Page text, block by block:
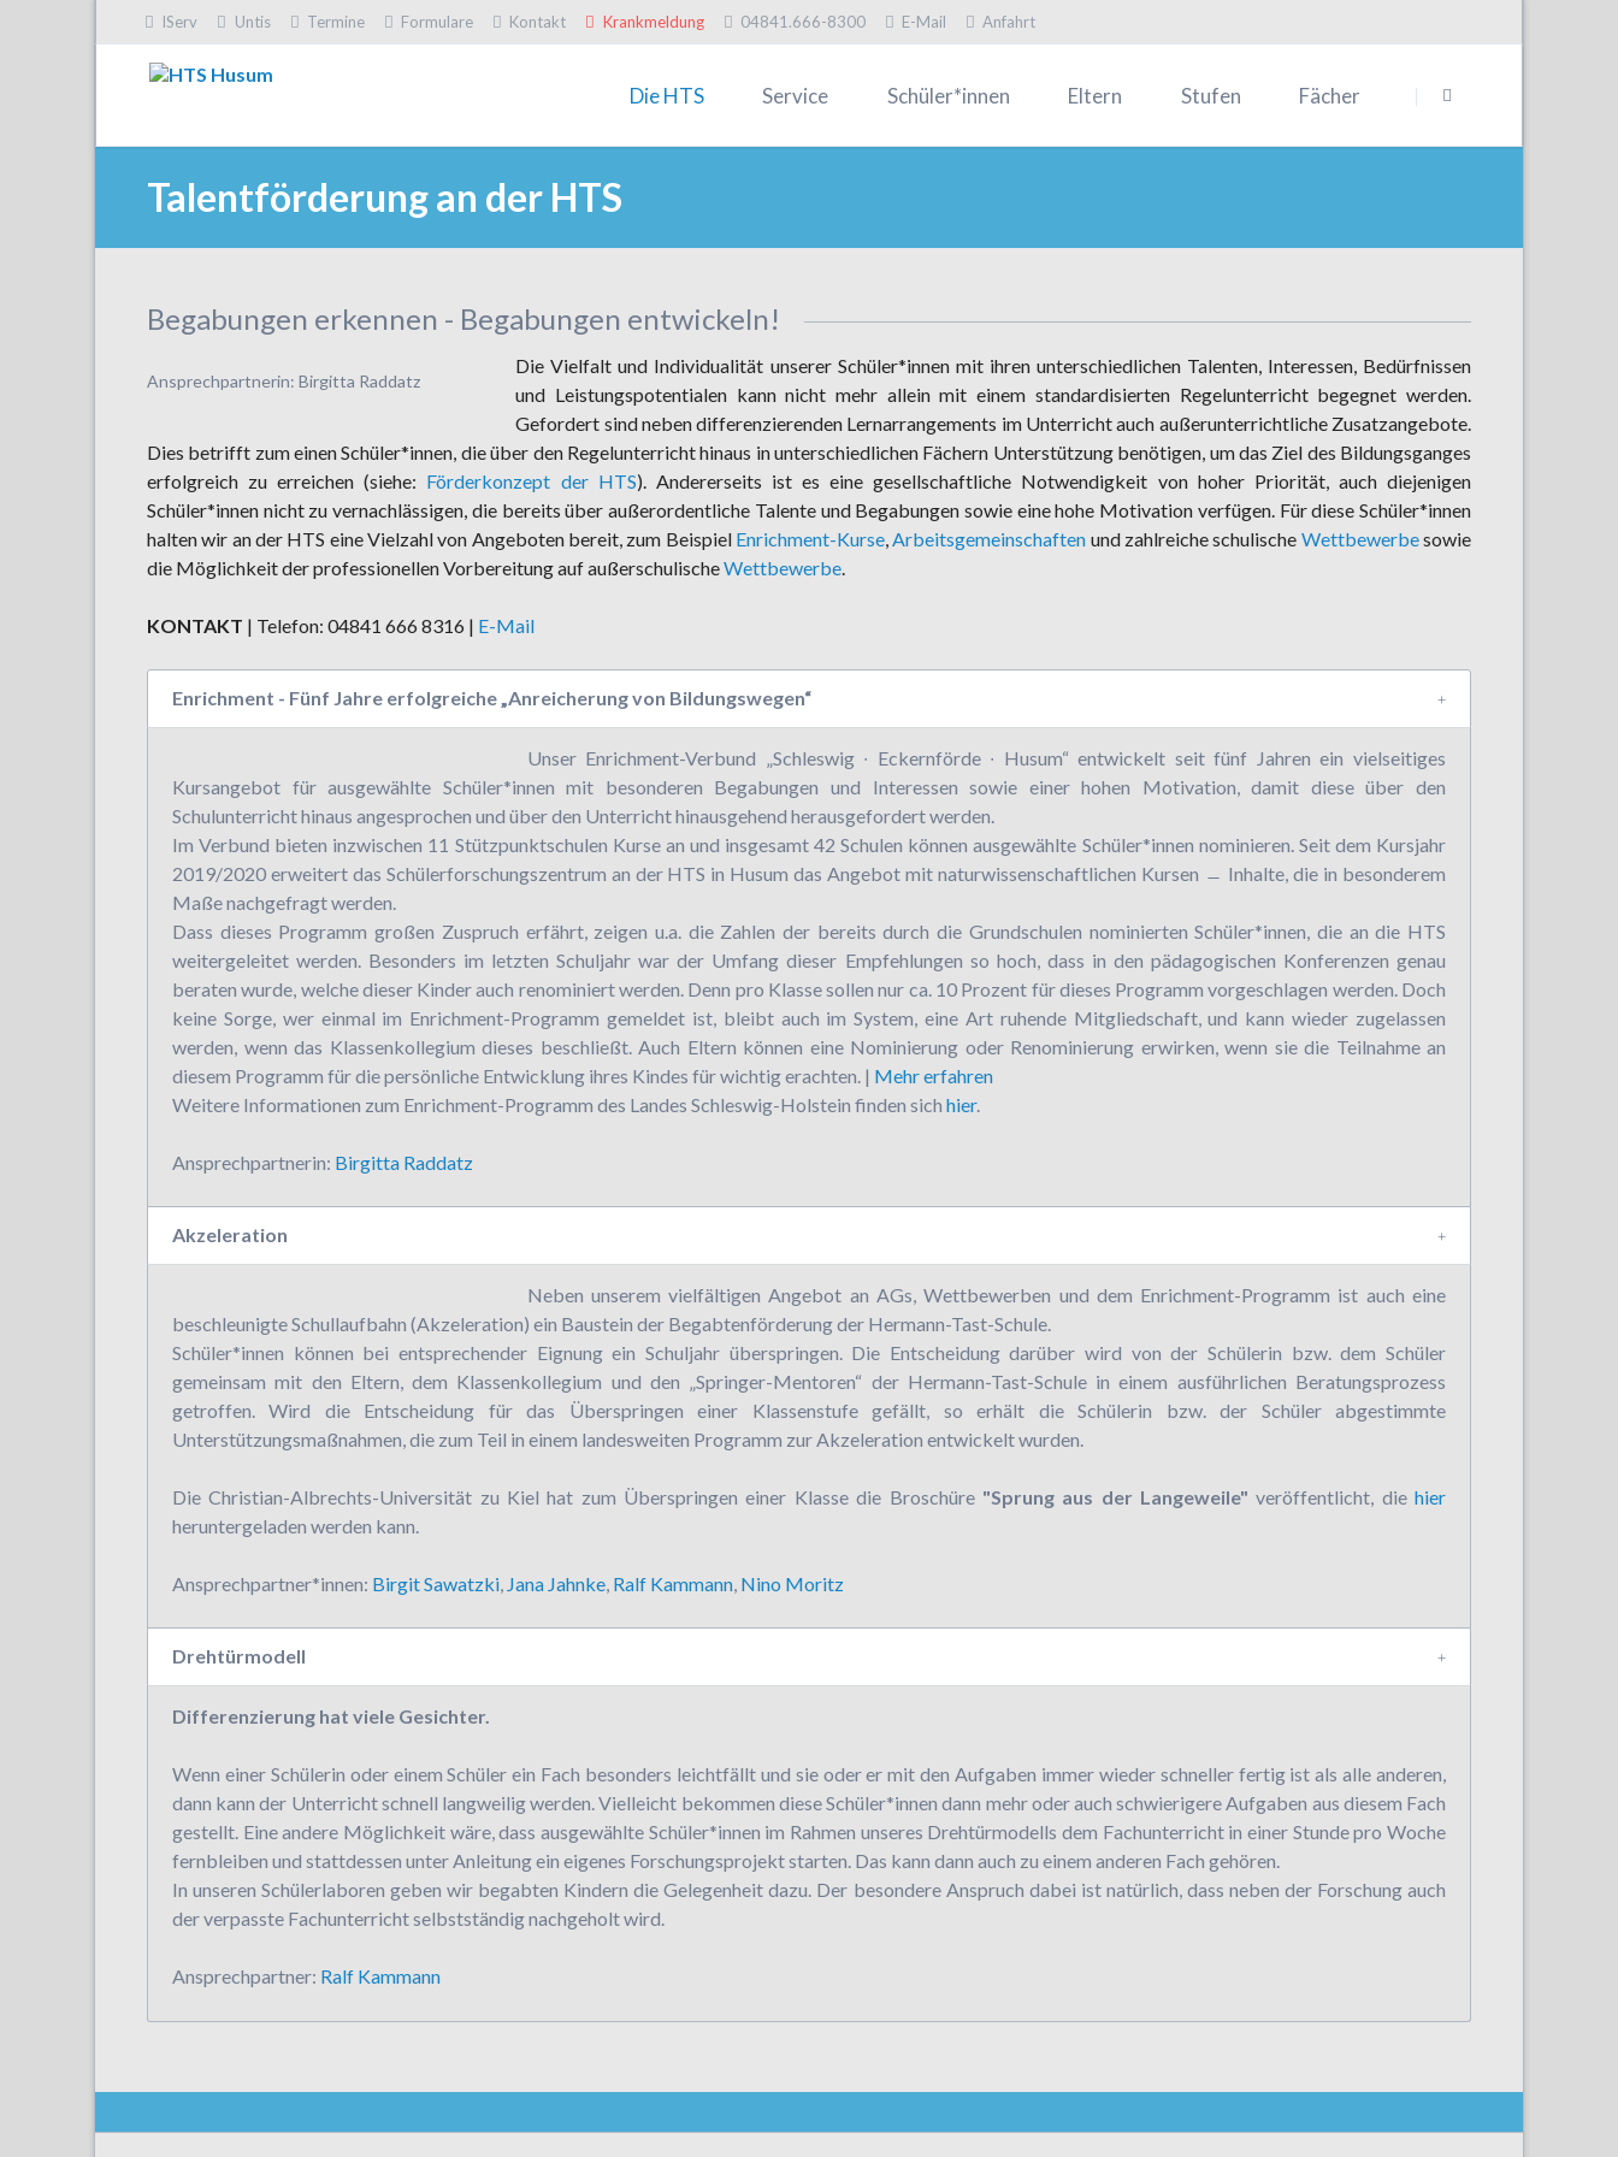
IServ Untis Termine Formulare Kontakt Krankmeldung 04841.666-8300 E-Mail Anfahrt
überspringen
Die HTS
Logo HTS
Digitalisierung
Schulprogramm
Kollegium
Schulgeschichte
Stiftungen
Fairtrade School
Ehemaligenverein
Förderverein
Service
Kontakt
Schüler*innen
Arbeitsgemeinschaften
Berufsorientierung & Praktika
MINT-Förderung
Schülerforschungszentrum
Erasmus+
Schiff & Schule
Wettbewerbe
Eltern
Prävention
Schulsozialarbeit
Förderkonzept
Fahrtenkonzept
Anerkennung LRS
Stufen Fächer
Sport
Talentförderung an der HTS
Begabungen erkennen - Begabungen entwickeln!
Ansprechpartnerin: Birgitta Raddatz
Die Vielfalt und Individualität unserer Schüler*innen mit ihren unterschiedlichen Talenten, Interessen, Bedürfnissen
und Leistungspotentialen kann nicht mehr allein mit einem standardisierten Regelunterricht begegnet werden.
Gefordert sind neben differenzierenden Lernarrangements im Unterricht auch außerunterrichtliche Zusatzangebote.
Dies betrifft zum einen Schüler*innen, die über den Regelunterricht hinaus in unterschiedlichen Fächern Unterstützung benötigen, um das Ziel des Bildungsganges
erfolgreich zu erreichen (siehe: Förderkonzept der HTS). Andererseits ist es eine gesellschaftliche Notwendigkeit von hoher Priorität, auch diejenigen
Schüler*innen nicht zu vernachlässigen, die bereits über außerordentliche Talente und Begabungen sowie eine hohe Motivation verfügen. Für diese Schüler*innen
halten wir an der HTS eine Vielzahl von Angeboten bereit, zum Beispiel Enrichment-Kurse,Arbeitsgemeinschaften und zahlreiche schulische Wettbewerbesowie
die Möglichkeit der professionellen Vorbereitung auf außerschulischeWettbewerbe.
KONTAKT | Telefon: 04841 666 8316 | E-Mail
Enrichment - Fünf Jahre erfolgreiche „Anreicherung von Bildungswegen“
Unser Enrichment-Verbund „Schleswig ∙ Eckernförde ∙ Husum“ entwickelt seit fünf Jahren ein vielseitiges
Kursangebot für ausgewählte Schüler*innen mit besonderen Begabungen und Interessen sowie einer hohen Motivation, damit diese über den
Schulunterricht hinaus angesprochen und über den Unterricht hinausgehend herausgefordert werden.
Im Verbund bieten inzwischen 11 Stützpunktschulen Kurse an und insgesamt 42 Schulen können ausgewählte Schüler*innen nominieren. Seit dem Kursjahr
2019/2020 erweitert das Schülerforschungszentrum an der HTS in Husum das Angebot mit naturwissenschaftlichen Kursen ̶ Inhalte, die in besonderem
Maße nachgefragt werden.
Dass dieses Programm großen Zuspruch erfährt, zeigen u.a. die Zahlen der bereits durch die Grundschulen nominierten Schüler*innen, die an die HTS
weitergeleitet werden. Besonders im letzten Schuljahr war der Umfang dieser Empfehlungen so hoch, dass in den pädagogischen Konferenzen genau
beraten wurde, welche dieser Kinder auch renominiert werden. Denn pro Klasse sollen nur ca. 10 Prozent für dieses Programm vorgeschlagen werden. Doch
keine Sorge, wer einmal im Enrichment-Programm gemeldet ist, bleibt auch im System, eine Art ruhende Mitgliedschaft, und kann wieder zugelassen
werden, wenn das Klassenkollegium dieses beschließt. Auch Eltern können eine Nominierung oder Renominierung erwirken, wenn sie die Teilnahme an
diesem Programm für die persönliche Entwicklung ihres Kindes für wichtig erachten. | Mehr erfahren
Weitere Informationen zum Enrichment-Programm des Landes Schleswig-Holstein finden sich hier.
Ansprechpartnerin: Birgitta Raddatz
Akzeleration
Neben unserem vielfältigen Angebot an AGs, Wettbewerben und dem Enrichment-Programm ist auch eine
beschleunigte Schullaufbahn (Akzeleration) ein Baustein der Begabtenförderung der Hermann-Tast-Schule.
Schüler*innen können bei entsprechender Eignung ein Schuljahr überspringen. Die Entscheidung darüber wird von der Schülerin bzw. dem Schüler
gemeinsam mit den Eltern, dem Klassenkollegium und den „Springer-Mentoren“ der Hermann-Tast-Schule in einem ausführlichen Beratungsprozess
getroffen. Wird die Entscheidung für das Überspringen einer Klassenstufe gefällt, so erhält die Schülerin bzw. der Schüler abgestimmte
Unterstützungsmaßnahmen, die zum Teil in einem landesweiten Programm zur Akzeleration entwickelt wurden.
Die Christian-Albrechts-Universität zu Kiel hat zum Überspringen einer Klasse die Broschüre "Sprung aus der Langeweile" veröffentlicht, diehier
heruntergeladen werden kann.
Ansprechpartner*innen: Birgit Sawatzki, Jana Jahnke, Ralf Kammann, Nino Moritz
Drehtürmodell
Differenzierung hat viele Gesichter.
Wenn einer Schülerin oder einem Schüler ein Fach besonders leichtfällt und sie oder er mit den Aufgaben immer wieder schneller fertig ist als alle anderen,
dann kann der Unterricht schnell langweilig werden. Vielleicht bekommen diese Schüler*innen dann mehr oder auch schwierigere Aufgaben aus diesem Fach
gestellt. Eine andere Möglichkeit wäre, dass ausgewählte Schüler*innen im Rahmen unseres Drehtürmodells dem Fachunterricht in einer Stunde pro Woche
fernbleiben und stattdessen unter Anleitung ein eigenes Forschungsprojekt starten. Das kann dann auch zu einem anderen Fach gehören.
In unseren Schülerlaboren geben wir begabten Kindern die Gelegenheit dazu. Der besondere Anspruch dabei ist natürlich, dass neben der Forschung auch
der verpasste Fachunterricht selbstständig nachgeholt wird.
Ansprechpartner: Ralf Kammann